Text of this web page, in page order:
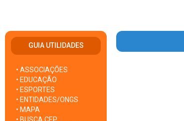
GUIA UTILIDADES
• ASSOCIAÇÕES
• EDUCAÇÃO
• ESPORTES
• ENTIDADES/ONGS
• MAPA